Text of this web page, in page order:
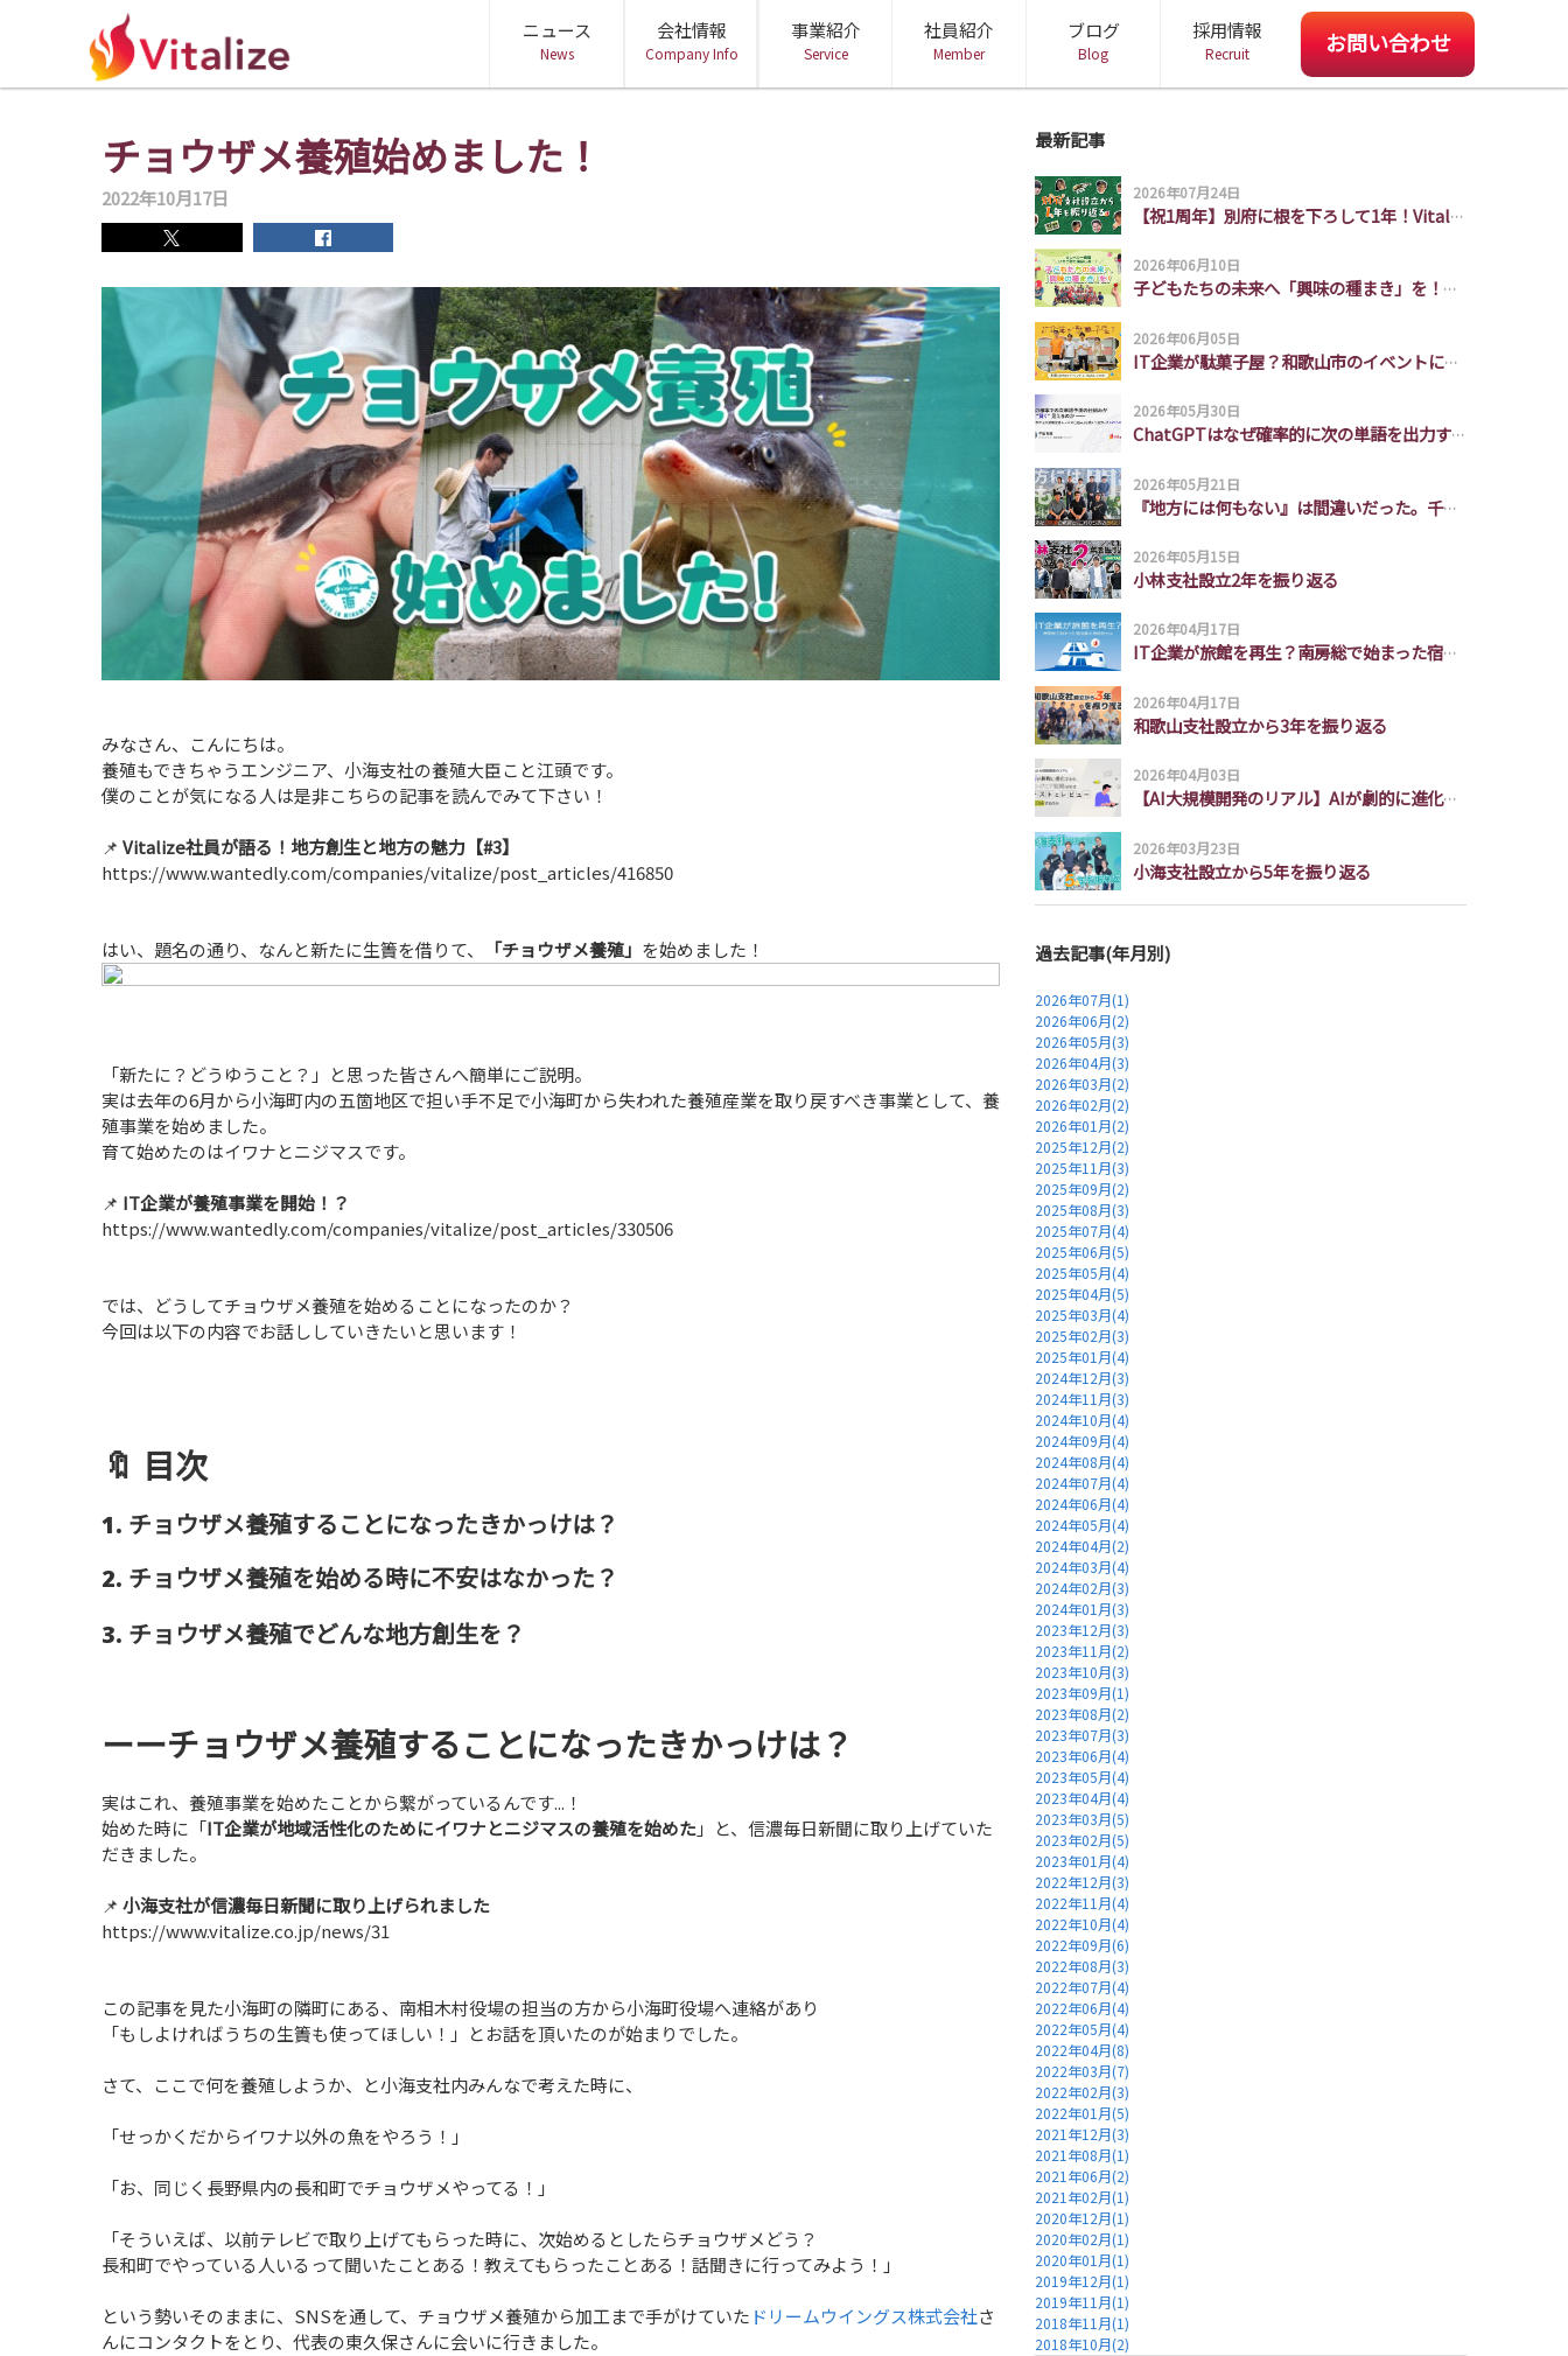
ニュース
News
会社情報
Company Info
事業紹介
Service
社員紹介
Member
ブログ
Blog
採用情報
Recruit お問い合わせ
チョウザメ養殖始めました！
2022年10月17日
みなさん、こんにちは。
養殖もできちゃうエンジニア、小海支社の養殖大臣こと江頭です。
僕のことが気になる人は是非こちらの記事を読んでみて下さい！
📌 Vitalize社員が語る！地方創生と地方の魅力【#3】
https://www.wantedly.com/companies/vitalize/post_articles/416850
はい、題名の通り、なんと新たに生簀を借りて、 「チョウザメ養殖」 を始めました！
「新たに？どうゆうこと？」と思った皆さんへ簡単にご説明。
実は去年の6月から小海町内の五箇地区で担い手不足で小海町から失われた養殖産業を取り戻すべき事業として、養
殖事業を始めました。
育て始めたのはイワナとニジマスです。
📌 IT企業が養殖事業を開始！？
https://www.wantedly.com/companies/vitalize/post_articles/330506
では、どうしてチョウザメ養殖を始めることになったのか？
今回は以下の内容でお話ししていきたいと思います！
🔖 目次
1. チョウザメ養殖することになったきかっけは？
2. チョウザメ養殖を始める時に不安はなかった？
3. チョウザメ養殖でどんな地方創生を？
ーーチョウザメ養殖することになったきかっけは？
実はこれ、養殖事業を始めたことから繋がっているんです...！
始めた時に「IT企業が地域活性化のためにイワナとニジマスの養殖を始めた」と、信濃毎日新聞に取り上げていた
だきました。
📌 小海支社が信濃毎日新聞に取り上げられました
https://www.vitalize.co.jp/news/31
この記事を見た小海町の隣町にある、南相木村役場の担当の方から小海町役場へ連絡があり
「もしよければうちの生簀も使ってほしい！」とお話を頂いたのが始まりでした。
さて、ここで何を養殖しようか、と小海支社内みんなで考えた時に、
「せっかくだからイワナ以外の魚をやろう！」
「お、同じく長野県内の長和町でチョウザメやってる！」
「そういえば、以前テレビで取り上げてもらった時に、次始めるとしたらチョウザメどう？
長和町でやっている人いるって聞いたことある！教えてもらったことある！話聞きに行ってみよう！」
という勢いそのままに、SNSを通して、チョウザメ養殖から加工まで手がけていた ドリームウイングス株式会社さ
んにコンタクトをとり、代表の東久保さんに会いに行きました。
最新記事
2026年07月24日
【祝1周年】別府に根を下ろして1年！Vitalize別府支社の挑戦とチームの裏側
2026年06月10日
子どもたちの未来へ「興味の種まき」を！サンベリー農園いちご狩り遠足レポート
2026年06月05日
IT企業が駄菓子屋？和歌山市のイベントに出店してみた
2026年05月30日
ChatGPTはなぜ確率的に次の単語を出力するだけで頭の良い出力ができるのか説明できなかったので勉強した。
2026年05月21日
『地方には何もない』は間違いだった。千葉支社3年間の軌跡と、これから創る面白い未来
2026年05月15日
小林支社設立2年を振り返る
2026年04月17日
IT企業が旅館を再生？南房総で始まった宿泊業の再設計とは
2026年04月17日
和歌山支社設立から3年を振り返る
2026年04月03日
【AI大規模開発のリアル】AIが劇的に進化する今、エンジニア組織はなぜ「テストとレビュー」に回帰するのか
2026年03月23日
小海支社設立から5年を振り返る
過去記事(年月別)
2026年07月(1)
2026年06月(2)
2026年05月(3)
2026年04月(3)
2026年03月(2)
2026年02月(2)
2026年01月(2)
2025年12月(2)
2025年11月(3)
2025年09月(2)
2025年08月(3)
2025年07月(4)
2025年06月(5)
2025年05月(4)
2025年04月(5)
2025年03月(4)
2025年02月(3)
2025年01月(4)
2024年12月(3)
2024年11月(3)
2024年10月(4)
2024年09月(4)
2024年08月(4)
2024年07月(4)
2024年06月(4)
2024年05月(4)
2024年04月(2)
2024年03月(4)
2024年02月(3)
2024年01月(3)
2023年12月(3)
2023年11月(2)
2023年10月(3)
2023年09月(1)
2023年08月(2)
2023年07月(3)
2023年06月(4)
2023年05月(4)
2023年04月(4)
2023年03月(5)
2023年02月(5)
2023年01月(4)
2022年12月(3)
2022年11月(4)
2022年10月(4)
2022年09月(6)
2022年08月(3)
2022年07月(4)
2022年06月(4)
2022年05月(4)
2022年04月(8)
2022年03月(7)
2022年02月(3)
2022年01月(5)
2021年12月(3)
2021年08月(1)
2021年06月(2)
2021年02月(1)
2020年12月(1)
2020年02月(1)
2020年01月(1)
2019年12月(1)
2019年11月(1)
2018年11月(1)
2018年10月(2)